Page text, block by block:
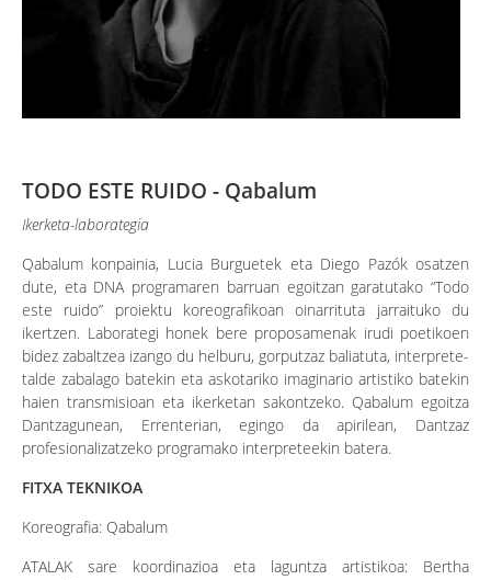
TODO ESTE RUIDO - Qabalum
Ikerketa-laborategia
Qabalum konpainia, Lucia Burguetek eta Diego Pazók osatzen
dute, eta DNA programaren barruan egoitzan garatutako “Todo
este ruido” proiektu koreografikoan oinarrituta jarraituko du
ikertzen. Laborategi honek bere proposamenak irudi poetikoen
bidez zabaltzea izango du helburu, gorputzaz baliatuta, interprete-
talde zabalago batekin eta askotariko imaginario artistiko batekin
haien transmisioan eta ikerketan sakontzeko. Qabalum egoitza
Dantzagunean, Errenterian, egingo da apirilean, Dantzaz
profesionalizatzeko programako interpreteekin batera.
FITXA TEKNIKOA
Koreografia: Qabalum
ATALAK sare koordinazioa eta laguntza artistikoa: Bertha